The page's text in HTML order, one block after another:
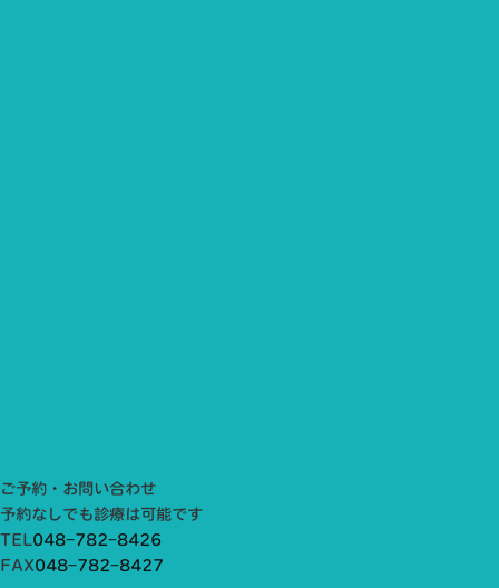
ご予約・お問い合わせ
予約なしでも診療は可能です
TEL 048−782−8426
FAX048−782−8427